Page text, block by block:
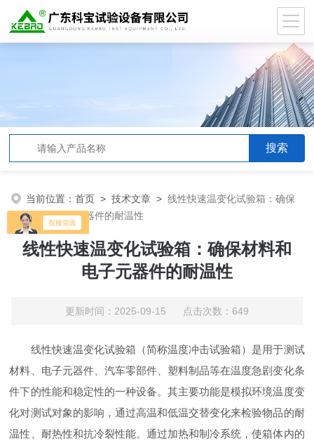
当前位置：首页 >技术文章 >线性快速温变化试验箱：确保
材料和电子元器件的耐温性
线性快速温变化试验箱：确保材料和
电子元器件的耐温性
更新时间：2025-09-15 点击次数：649
线性快速温变化试验箱（简称温度冲击试验箱）是用于测试
材料、电子元器件、汽车零部件、塑料制品等在温度急剧变化条
件下的性能和稳定性的一种设备。其主要功能是模拟环境温度变
化对测试对象的影响，通过高温和低温交替变化来检验物品的耐
温性、耐热性和抗冷裂性能。通过加热和制冷系统，使箱体内的